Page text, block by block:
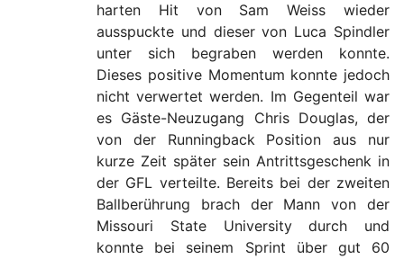
harten Hit von Sam Weiss wieder
ausspuckte und dieser von Luca Spindler
unter sich begraben werden konnte.
Dieses positive Momentum konnte jedoch
nicht verwertet werden. Im Gegenteil war
es Gäste-Neuzugang Chris Douglas, der
von der Runningback Position aus nur
kurze Zeit später sein Antrittsgeschenk in
der GFL verteilte. Bereits bei der zweiten
Ballberührung brach der Mann von der
Missouri State University durch und
konnte bei seinem Sprint über gut 60